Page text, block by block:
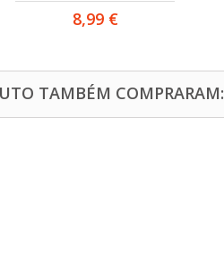
8,99 €
TAMBÉM COMPRARAM: